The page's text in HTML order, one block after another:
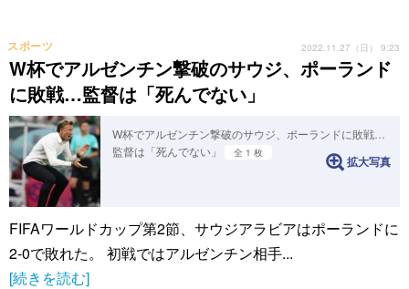
W杯でアルゼンチン撃破のサウジ、ポーランド
に敗戦…監督は「死んでない」
スポーツ 2022.11.27（日） 9:23
W杯でアルゼンチン撃破のサウジ、ポーランドに敗戦…
監督は「死んでない」
全 1 枚
拡大写真
FIFAワールドカップ第2節、サウジアラビアはポーランドに
2-0で敗れた。 初戦ではアルゼンチン相手...
[続きを読む]